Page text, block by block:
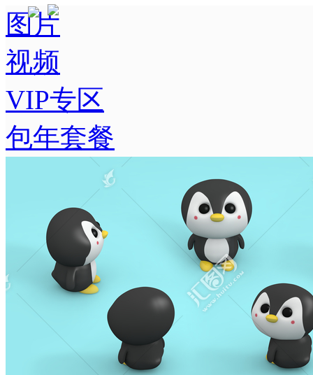
图片
视频
VIP专区
包年套餐